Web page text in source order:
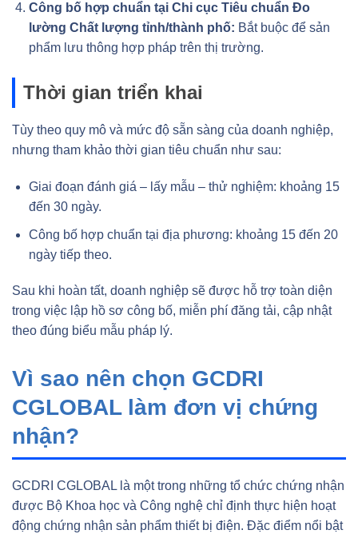
Công bố hợp chuẩn tại Chi cục Tiêu chuẩn Đo
lường Chất lượng tỉnh/thành phố: Bắt buộc để sản
phẩm lưu thông hợp pháp trên thị trường.
Thời gian triển khai
Tùy theo quy mô và mức độ sẵn sàng của doanh nghiệp,
nhưng tham khảo thời gian tiêu chuẩn như sau:
Giai đoạn đánh giá – lấy mẫu – thử nghiệm: khoảng 15
đến 30 ngày.
Công bố hợp chuẩn tại địa phương: khoảng 15 đến 20
ngày tiếp theo.
Sau khi hoàn tất, doanh nghiệp sẽ được hỗ trợ toàn diện
trong việc lập hồ sơ công bố, miễn phí đăng tải, cập nhật
theo đúng biểu mẫu pháp lý.
Vì sao nên chọn GCDRI
CGLOBAL làm đơn vị chứng
nhận?
GCDRI CGLOBAL là một trong những tổ chức chứng nhận
được Bộ Khoa học và Công nghệ chỉ định thực hiện hoạt
động chứng nhận sản phẩm thiết bị điện. Đặc điểm nổi bật